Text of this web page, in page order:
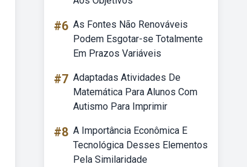
#6 As Fontes Não Renováveis
Podem Esgotar-se Totalmente
Em Prazos Variáveis
#7 Adaptadas Atividades De
Matemática Para Alunos Com
Autismo Para Imprimir
#8 A Importância Econômica E
Tecnológica Desses Elementos
Pela Similaridade